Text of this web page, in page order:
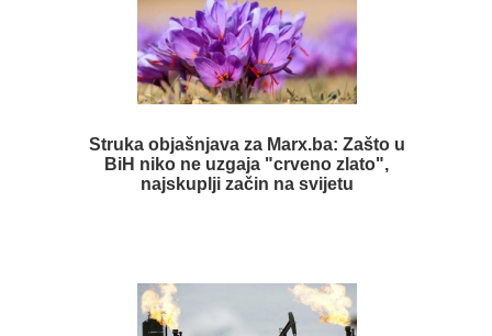
Struka objašnjava za Marx.ba: Zašto u
BiH niko ne uzgaja "crveno zlato",
najskuplji začin na svijetu